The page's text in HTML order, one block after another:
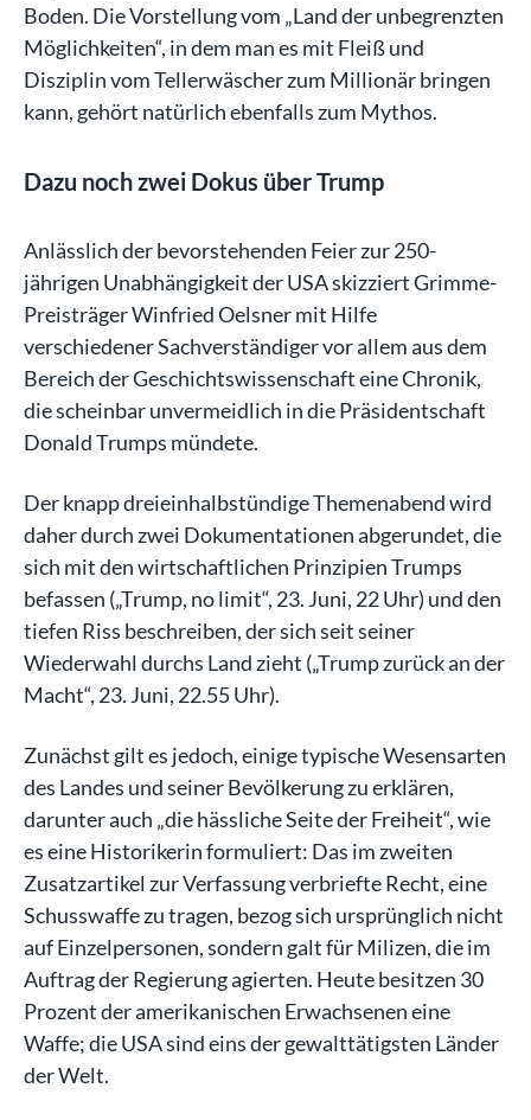
Boden. Die Vorstellung vom „Land der unbegrenzten
Möglichkeiten“, in dem man es mit Fleiß und
Disziplin vom Tellerwäscher zum Millionär bringen
kann, gehört natürlich ebenfalls zum Mythos.
Dazu noch zwei Dokus über Trump
Anlässlich der bevorstehenden Feier zur 250-
jährigen Unabhängigkeit der USA skizziert Grimme-
Preisträger Winfried Oelsner mit Hilfe
verschiedener Sachverständiger vor allem aus dem
Bereich der Geschichtswissenschaft eine Chronik,
die scheinbar unvermeidlich in die Präsidentschaft
Donald Trumps mündete.
Der knapp dreieinhalbstündige Themenabend wird
daher durch zwei Dokumentationen abgerundet, die
sich mit den wirtschaftlichen Prinzipien Trumps
befassen („Trump, no limit“, 23. Juni, 22 Uhr) und den
tiefen Riss beschreiben, der sich seit seiner
Wiederwahl durchs Land zieht („Trump zurück an der
Macht“, 23. Juni, 22.55 Uhr).
Zunächst gilt es jedoch, einige typische Wesensarten
des Landes und seiner Bevölkerung zu erklären,
darunter auch „die hässliche Seite der Freiheit“, wie
es eine Historikerin formuliert: Das im zweiten
Zusatzartikel zur Verfassung verbriefte Recht, eine
Schusswaffe zu tragen, bezog sich ursprünglich nicht
auf Einzelpersonen, sondern galt für Milizen, die im
Auftrag der Regierung agierten. Heute besitzen 30
Prozent der amerikanischen Erwachsenen eine
Waffe; die USA sind eins der gewalttätigsten Länder
der Welt.